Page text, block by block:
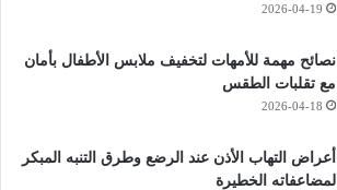
2026-04-19
نصائح مهمة للأمهات لتخفيف ملابس الأطفال بأمان
مع تقلبات الطقس
2026-04-18
أعراض التهاب الأذن عند الرضع وطرق التنبه المبكر
لمضاعفاته الخطيرة